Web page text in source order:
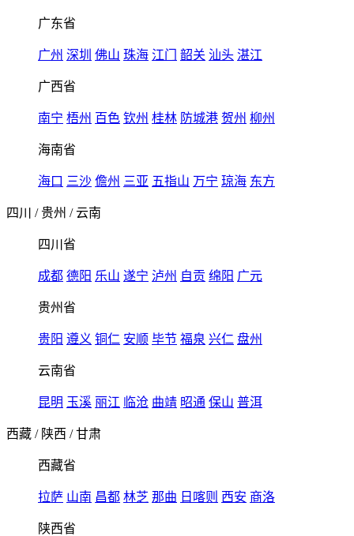
广东省
广州 深圳 佛山 珠海 江门 韶关 汕头 湛江
广西省
南宁 梧州 百色 钦州 桂林 防城港 贺州 柳州
海南省
海口 三沙 儋州 三亚 五指山 万宁 琼海 东方
四川 /贵州 /云南
四川省
成都 德阳 乐山 遂宁 泸州 自贡 绵阳 广元
贵州省
贵阳 遵义 铜仁 安顺 毕节 福泉 兴仁 盘州
云南省
昆明 玉溪 丽江 临沧 曲靖 昭通 保山 普洱
西藏 / 陕西 /甘肃
西藏省
拉萨 山南 昌都 林芝 那曲 日喀则 西安 商洛
陕西省